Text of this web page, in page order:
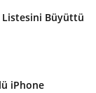
Listesini Büyüttü
iPhone